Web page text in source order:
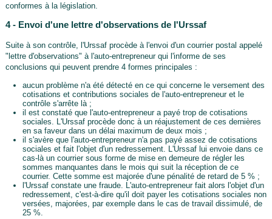
conformes à la législation.
4 - Envoi d'une lettre d'observations de l'Urssaf
Suite à son contrôle, l'Urssaf procède à l'envoi d'un courrier postal appelé
"lettre d'observations" à l'auto-entrepreneur qui l'informe de ses
conclusions qui peuvent prendre 4 formes principales :
aucun problème n'a été détecté en ce qui concerne le versement des
cotisations et contributions sociales de l'auto-entrepreneur et le
contrôle s'arrête là ;
il est constaté que l'auto-entrepreneur a payé trop de cotisations
sociales. L'Urssaf procède donc à un réajustement de ces dernières
en sa faveur dans un délai maximum de deux mois ;
il s'avère que l'auto-entrepreneur n'a pas payé assez de cotisations
sociales et fait l'objet d'un redressement. L'Urssaf lui envoie dans ce
cas-là un courrier sous forme de mise en demeure de régler les
sommes manquantes dans le mois qui suit la réception de ce
courrier. Cette somme est majorée d'une pénalité de retard de 5 % ;
l'Urssaf constate une fraude. L'auto-entrepreneur fait alors l'objet d'un
redressement, c'est-à-dire qu'il doit payer les cotisations sociales non
versées, majorées, par exemple dans le cas de travail dissimulé, de
25 %.